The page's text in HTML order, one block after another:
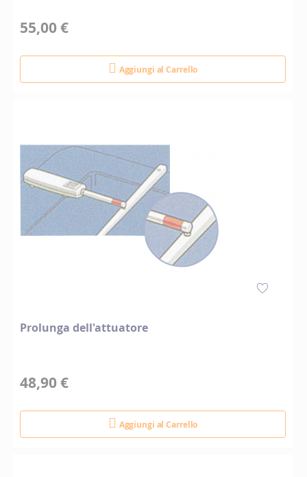
55,00 €
Aggiungi al Carrello
Prolunga dell'attuatore
48,90 €
Aggiungi al Carrello